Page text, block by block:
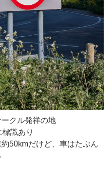
クル発祥の地
識あり
50kmだけど、車はたぶん